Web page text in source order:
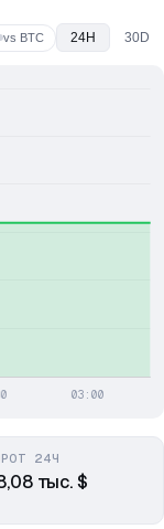
vs BTC 24H 30D
24Ч
тыс. $